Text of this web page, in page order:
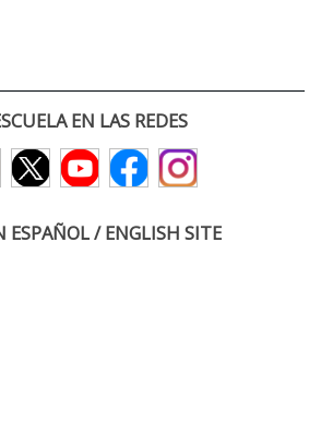
EN LAS REDES
ESPAÑOL / ENGLISH SITE